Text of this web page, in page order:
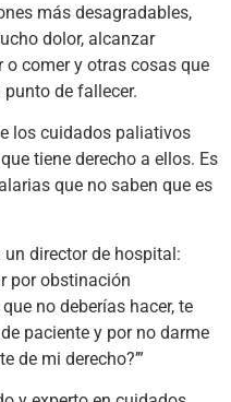
más desagradables,
dolor, alcanzar
comer y otras cosas que
de fallecer.
los cuidados paliativos
tiene derecho a ellos. Es
que no saben que es
un director de hospital:
por obstinación
no deberías hacer, te
paciente y por no darme
de mi derecho?’”